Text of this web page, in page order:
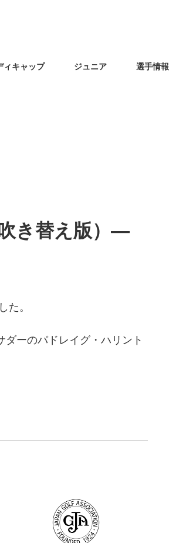
ィキャップ ジュニア 選手情報
き替え版）―
た。
ーのパドレイグ・ハリント